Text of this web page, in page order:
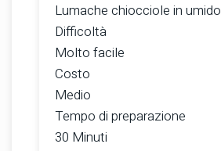
Lumache chiocciole in umido
Difficoltà
Molto facile
Costo
Medio
Tempo di preparazione
30 Minuti